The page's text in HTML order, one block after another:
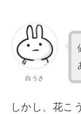
白うさ
しかし、花こ